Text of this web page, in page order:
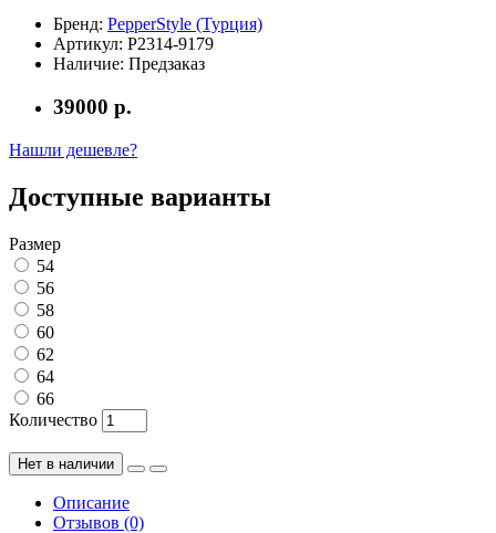
Бренд: PepperStyle (Турция)
Артикул: P2314-9179
Наличие: Предзаказ
39000 р.
Нашли дешевле?
Доступные варианты
Размер
54
56
58
60
62
64
66
Количество
Нет в наличии
Описание
Отзывов (0)